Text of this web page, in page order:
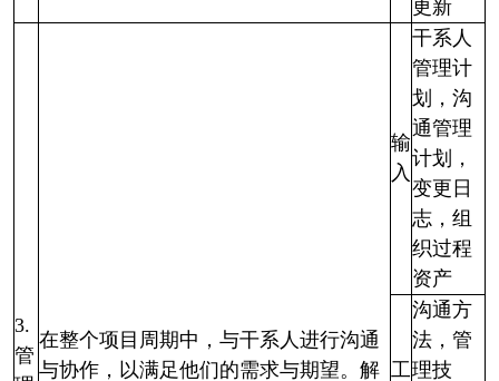
更新
3.
管
在整个项目周期中，与干系人进行沟通
与协作，以满足他们的需求与期望。解
输
入
干系人
管理计
划，沟
通管理
计划，
变更日
志，组
织过程
资产
工
沟通方
法，管
理技